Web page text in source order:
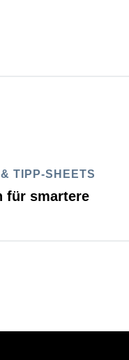
TIPP-SHEETS
für smartere